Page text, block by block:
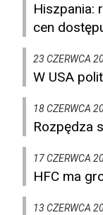
Hiszpania:
cen
23 CZERWCA
W USA
18 CZERWCA
Rozpędza
17 CZERWCA
HFC ma
13 CZERWCA